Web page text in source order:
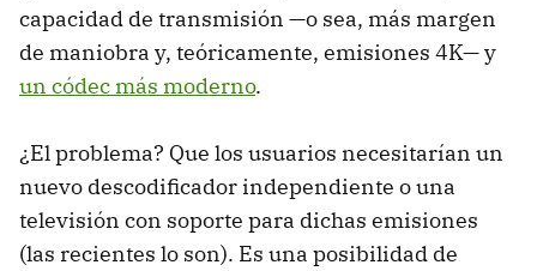
capacidad de transmisión —o sea, más margen
de maniobra y, teóricamente, emisiones 4K— y
un códec más moderno.
¿El problema? Que los usuarios necesitarían un
nuevo descodificador independiente o una
televisión con soporte para dichas emisiones
(las recientes lo son). Es una posibilidad de